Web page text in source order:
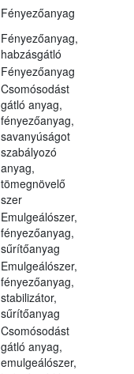
Fényezőanyag
Fényezőanyag,
habzásgátló
Fényezőanyag
Csomósodást
gátló anyag,
fényezőanyag,
savanyúságot
szabályozó
anyag,
tömegnövelő
szer
Emulgeálószer,
fényezőanyag,
sűrítőanyag
Emulgeálószer,
fényezőanyag,
stabilizátor,
sűrítőanyag
Csomósodást
gátló anyag,
emulgeálószer,